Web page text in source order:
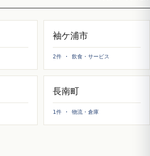
袖ケ浦市
2件 · 飲食・サービス
長南町
1件 · 物流・倉庫